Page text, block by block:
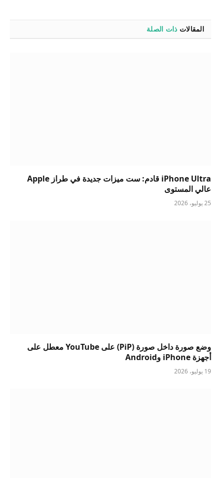
المقالات ذات الصلة
iPhone Ultra قادم: ست ميزات جديدة في طراز Apple
عالي المستوى
25 يوليو، 2026
وضع صورة داخل صورة (PiP) على YouTube معطل على
أجهزة iPhone وAndroid
19 يوليو، 2026